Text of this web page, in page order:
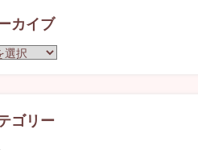
カイブ
ゴリー